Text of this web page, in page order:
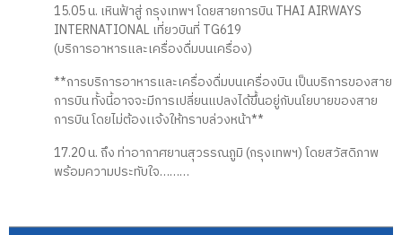
15.05 น. เหินฟ้าสู่ กรุงเทพฯ โดยสายการบิน THAI AIRWAYS
INTERNATIONAL เที่ยวบินที่ TG619
(บริการอาหารและเครื่องดื่มบนเครื่อง)
**การบริการอาหารและเครื่องดื่มบนเครื่องบิน เป็นบริการของสาย
การบิน ทั้งนี้อาจจะมีการเปลี่ยนแปลงได้ขึ้นอยู่กับนโยบายของสาย
การบิน โดยไม่ต้องเเจ้งให้ทราบล่วงหน้า**
17.20 น. ถึง ท่าอากาศยานสุวรรณภูมิ (กรุงเทพฯ) โดยสวัสดิภาพ
พร้อมความประทับใจ………